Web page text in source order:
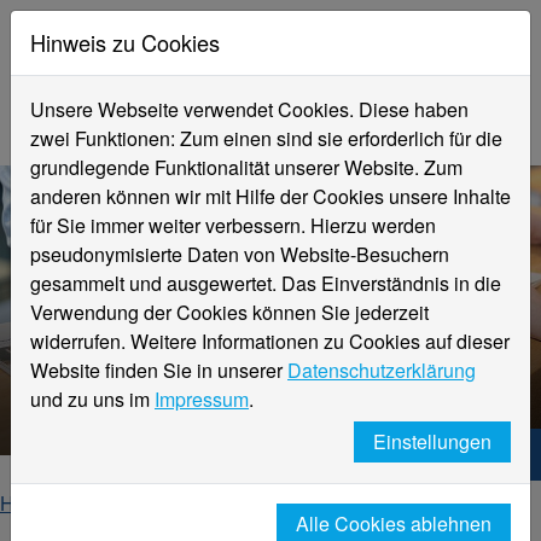
Veranstaltungsdetails
Hochschule Niederrhein. Dein Weg.
Home
Veranstaltungen
Hinweis zu Cookies
Unsere Webseite verwendet Cookies. Diese haben
zwei Funktionen: Zum einen sind sie erforderlich für die
grundlegende Funktionalität unserer Website. Zum
anderen können wir mit Hilfe der Cookies unsere Inhalte
für Sie immer weiter verbessern. Hierzu werden
pseudonymisierte Daten von Website-Besuchern
gesammelt und ausgewertet. Das Einverständnis in die
Verwendung der Cookies können Sie jederzeit
widerrufen. Weitere Informationen zu Cookies auf dieser
Website finden Sie in unsererDatenschutzerklärung
und zu uns im Impressum.
Einstellungen
Alle Cookies ablehnen